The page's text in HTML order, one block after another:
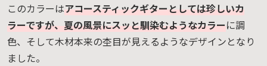
このカラーはアコースティックギターとしては珍しいカ
ラーですが、夏の風景にスッと馴染むようなカラーに調
色、そして木材本来の杢目が見えるようなデザインとなり
ました。